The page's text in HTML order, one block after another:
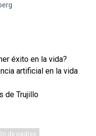
éxito en la vida?
artificial en la vida
de Trujillo
de padres